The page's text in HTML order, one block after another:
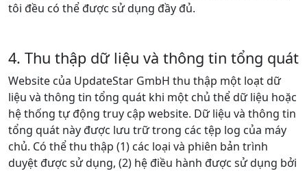
tôi đều có thể được sử dụng đầy đủ.
4. Thu thập dữ liệu và thông tin tổng quát
Website của UpdateStar GmbH thu thập một loạt dữ
liệu và thông tin tổng quát khi một chủ thể dữ liệu hoặc
hệ thống tự động truy cập website. Dữ liệu và thông tin
tổng quát này được lưu trữ trong các tệp log của máy
chủ. Có thể thu thập (1) các loại và phiên bản trình
duyệt được sử dụng, (2) hệ điều hành được sử dụng bởi